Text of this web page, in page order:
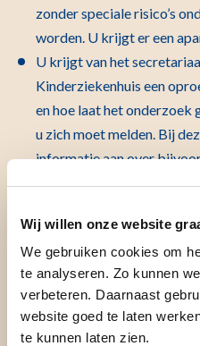
Wij willen onze website
We gebruiken cookies om
te analyseren. Zo kunnen
verbeteren. Daarnaast
website goed te laten
te kunnen laten zien.
zonder speciale risico’s
worden. U krijgt er een
U krijgt van het
Kinderziekenhuis een
en hoe laat het onderzoek
u zich moet melden. Bij
informatie aan over
thuis aan moet denken,
meenemen en de gang van
Het onderzoek /